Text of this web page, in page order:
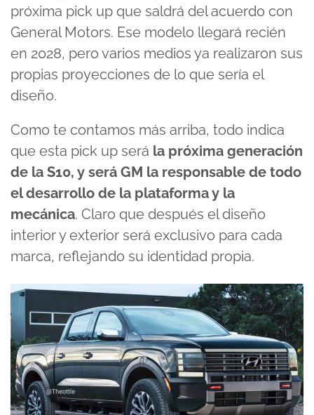
próxima pick up que saldrá del acuerdo con
General Motors. Ese modelo llegará recién
en 2028, pero varios medios ya realizaron sus
propias proyecciones de lo que sería el
diseño.
Como te contamos más arriba, todo indica
que esta pick up será la próxima generación
de la S10, y será GM la responsable de todo
el desarrollo de la plataforma y la
mecánica. Claro que después el diseño
interior y exterior será exclusivo para cada
marca, reflejando su identidad propia.